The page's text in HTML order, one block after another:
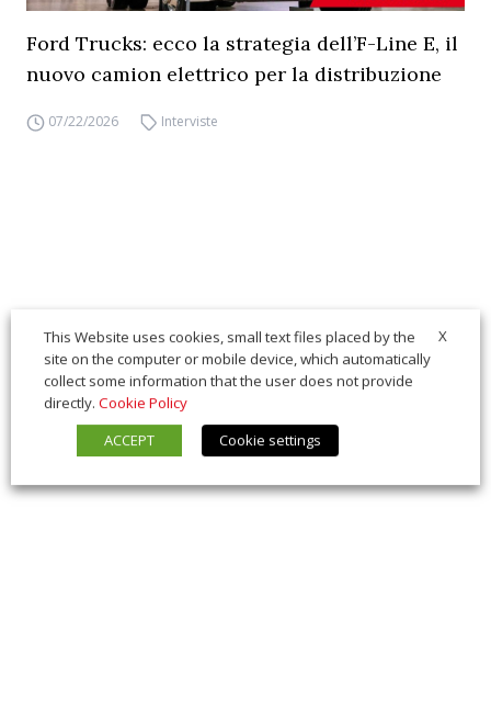
Ford Trucks: ecco la strategia dell’F-Line E, il
nuovo camion elettrico per la distribuzione
07/22/2026 Interviste
X
This Website uses cookies, small text files placed by the
site on the computer or mobile device, which automatically
collect some information that the user does not provide
directly. Cookie Policy
ACCEPT
Cookie settings